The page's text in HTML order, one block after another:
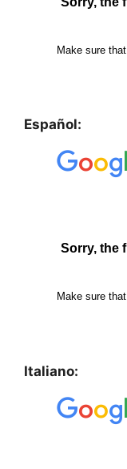
Español:
Italiano: